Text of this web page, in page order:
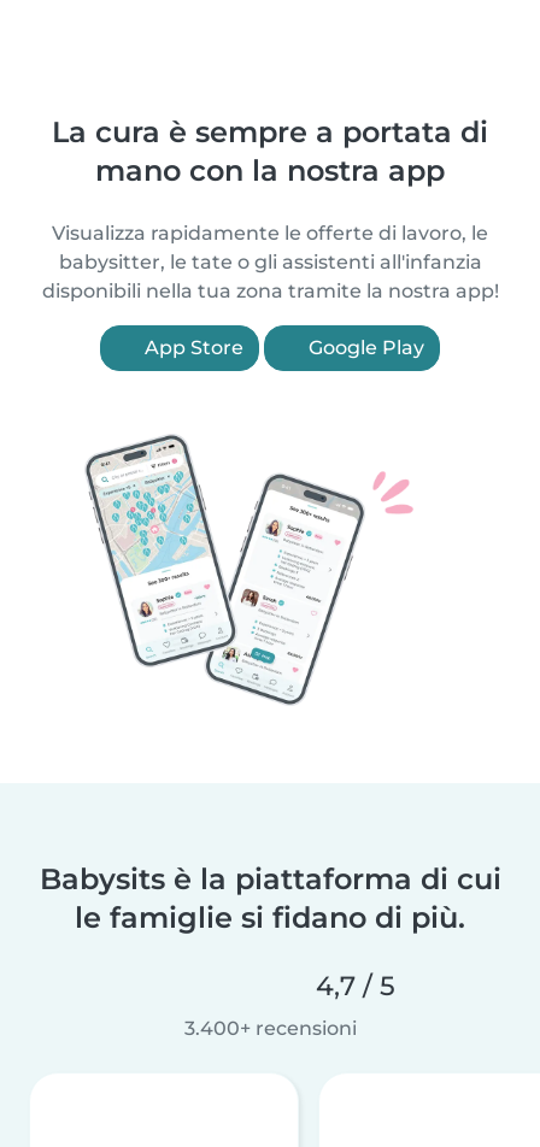
La cura è sempre a portata di
mano con la nostra app
Visualizza rapidamente le offerte di lavoro, le
babysitter, le tate o gli assistenti all'infanzia
disponibili nella tua zona tramite la nostra app!
App Store Google Play
Babysits è la piattaforma di cui
le famiglie si fidano di più.
4,7 / 5
3.400+ recensioni